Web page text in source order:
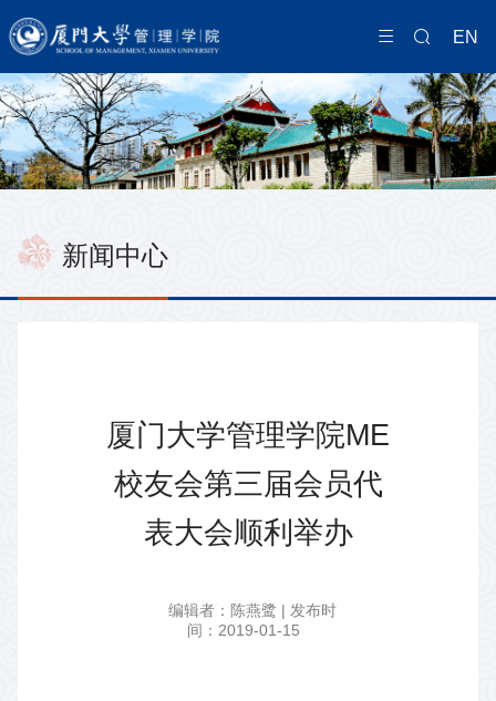
EN
新闻中心
厦门大学管理学院ME
校友会第三届会员代
表大会顺利举办
编辑者：陈燕鹭 | 发布时
间：2019-01-15